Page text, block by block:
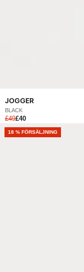
JOGGER
BLACK
£49£40
NEW
18 % FÖRSÄLJNING